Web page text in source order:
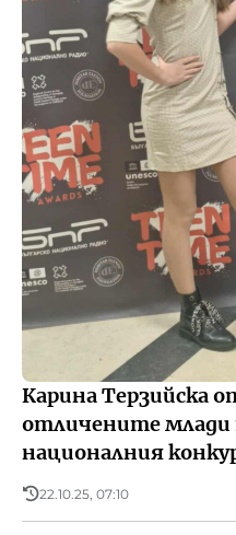
Карина Терзийска
отличените
националния
22.10.25, 07:10